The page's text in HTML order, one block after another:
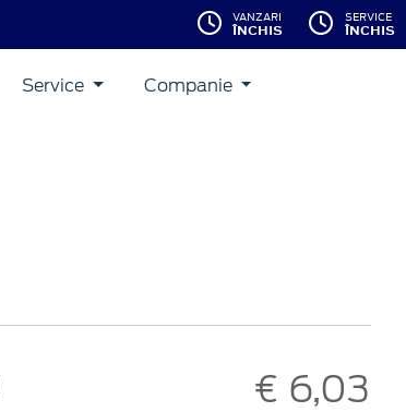
VANZARI
ÎNCHIS
SERVICE
ÎNCHIS
Service Companie
€ 6,03